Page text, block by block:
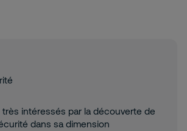
intéressés par la découverte de
dans sa dimension